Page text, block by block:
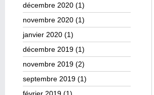
décembre 2020 (1)
novembre 2020 (1)
janvier 2020 (1)
décembre 2019 (1)
novembre 2019 (2)
septembre 2019 (1)